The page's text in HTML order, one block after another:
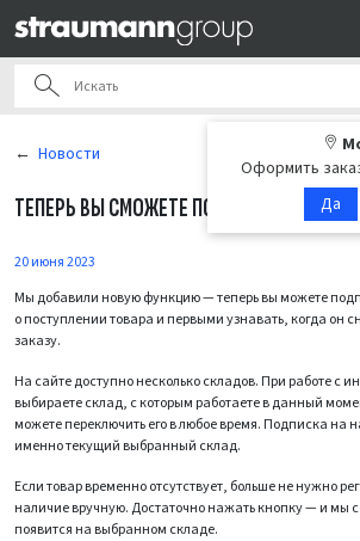
Оформить
Да
Новости
ТЕПЕРЬ ВЫ СМОЖЕТЕ ПОДПИСАТЬСЯ НА
20 июня 2023
Мы добавили новую функцию — теперь вы можете
о поступлении товара и первыми узнавать, когда он
заказу.
На сайте доступно несколько складов. При работе с
выбираете склад, с которым работаете в данный
можете переключить его в любое время. Подписка на
именно текущий выбранный склад.
Если товар временно отсутствует, больше не нужно
наличие вручную. Достаточно нажать кнопку — и мы
появится на выбранном складе.